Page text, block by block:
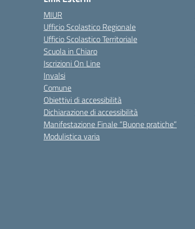
MIUR
Ufficio Scolastico Regionale
Ufficio Scolastico Territoriale
Scuola in Chiaro
Iscrizioni On Line
Invalsi
Comune
Obiettivi di accessibilità
Dichiarazione di accessibilità
Manifestazione Finale “Buone pratiche”
Modulistica varia